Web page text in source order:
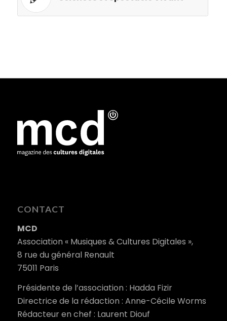
CONTACT
MCD
Association « Musiques & Cultures Digitales »,
8 rue du général Renault
75011 Paris
Présidente de l’association : Hadda Fizir
Directrice de la rédaction : Anne-Cécile Worms
Rédacteur en chef : Laurent Diouf